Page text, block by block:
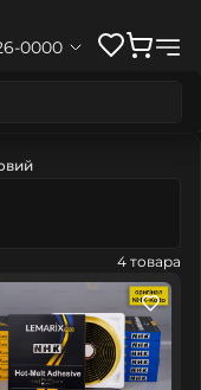
0000
4 товара